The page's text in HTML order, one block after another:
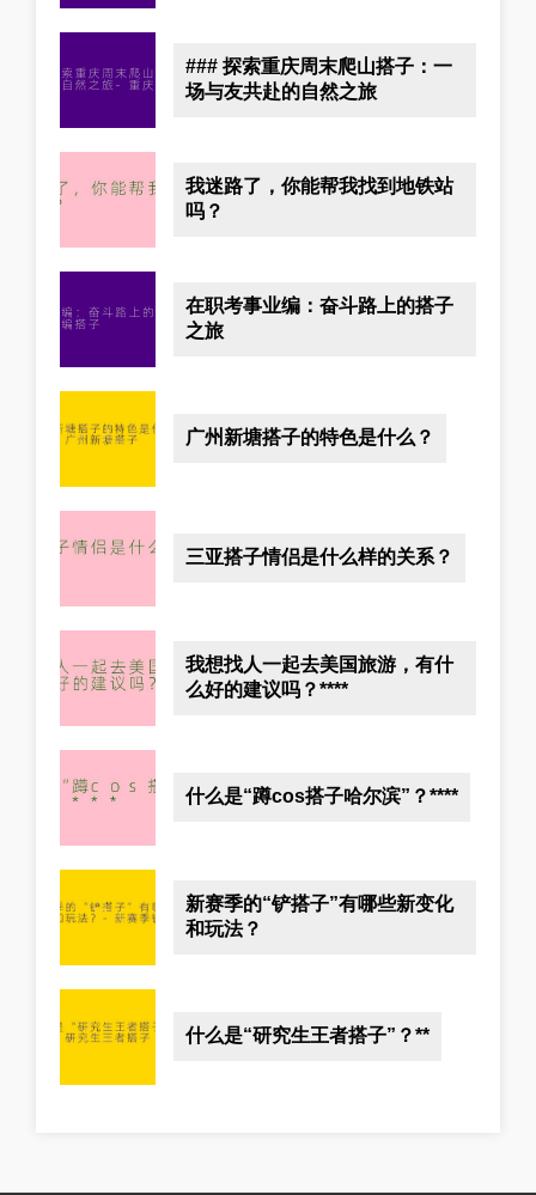
### 探索重庆周末爬山搭子：一
场与友共赴的自然之旅
我迷路了，你能帮我找到地铁站
吗？
在职考事业编：奋斗路上的搭子
之旅
广州新塘搭子的特色是什么？
三亚搭子情侣是什么样的关系？
我想找人一起去美国旅游，有什
么好的建议吗？****
什么是“蹲cos搭子哈尔滨”？****
新赛季的“铲搭子”有哪些新变化
和玩法？
什么是“研究生王者搭子”？**